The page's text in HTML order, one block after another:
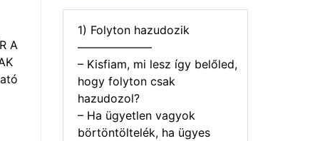
A
1) Folyton hazudozik
——————–
– Kisfiam, mi lesz így belőled,
hogy folyton csak
hazudozol?
– Ha ügyetlen vagyok
börtöntöltelék, ha ügyes